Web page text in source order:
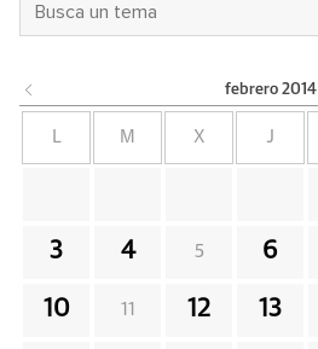
febrero 2014
L M X J
3 4 5 6
10 11 12 13